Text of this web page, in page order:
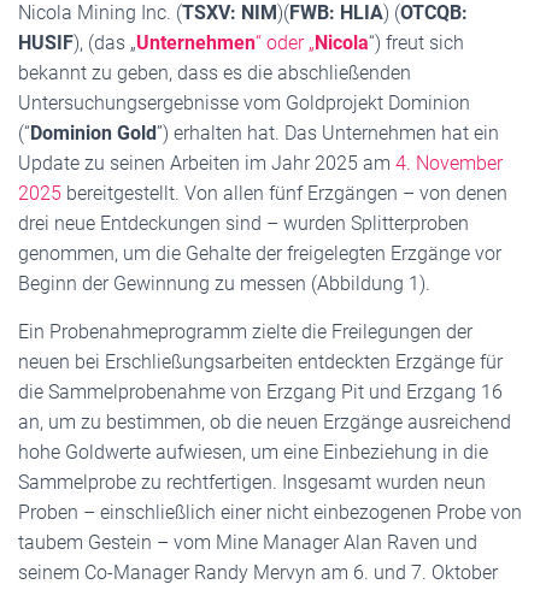
Nicola Mining Inc. (TSXV: NIM)(FWB: HLIA) (OTCQB:
HUSIF), (das „Unternehmen“ oder „Nicola“) freut sich
bekannt zu geben, dass es die abschließenden
Untersuchungsergebnisse vom Goldprojekt Dominion
(“Dominion Gold”) erhalten hat. Das Unternehmen hat ein
Update zu seinen Arbeiten im Jahr 2025 am 4. November
2025 bereitgestellt. Von allen fünf Erzgängen – von denen
drei neue Entdeckungen sind – wurden Splitterproben
genommen, um die Gehalte der freigelegten Erzgänge vor
Beginn der Gewinnung zu messen (Abbildung 1).
Ein Probenahmeprogramm zielte die Freilegungen der
neuen bei Erschließungsarbeiten entdeckten Erzgänge für
die Sammelprobenahme von Erzgang Pit und Erzgang 16
an, um zu bestimmen, ob die neuen Erzgänge ausreichend
hohe Goldwerte aufwiesen, um eine Einbeziehung in die
Sammelprobe zu rechtfertigen. Insgesamt wurden neun
Proben – einschließlich einer nicht einbezogenen Probe von
taubem Gestein – vom Mine Manager Alan Raven und
seinem Co-Manager Randy Mervyn am 6. und 7. Oktober